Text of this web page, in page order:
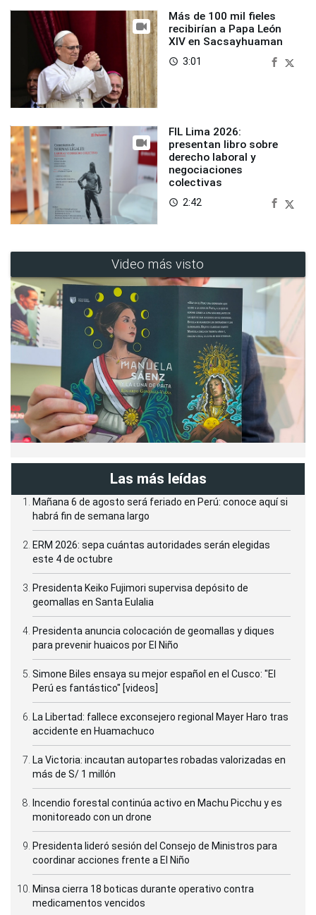
Más de 100 mil fieles
recibirían a Papa León
XIV en Sacsayhuaman
access_time 3:01
FIL Lima 2026:
presentan libro sobre
derecho laboral y
negociaciones
colectivas
access_time 2:42
Video más visto
Las más leídas
Mañana 6 de agosto será feriado en Perú: conoce aquí si
habrá fin de semana largo
ERM 2026: sepa cuántas autoridades serán elegidas
este 4 de octubre
Presidenta Keiko Fujimori supervisa depósito de
geomallas en Santa Eulalia
Presidenta anuncia colocación de geomallas y diques
para prevenir huaicos por El Niño
Simone Biles ensaya su mejor español en el Cusco: "El
Perú es fantástico" [videos]
La Libertad: fallece exconsejero regional Mayer Haro tras
accidente en Huamachuco
La Victoria: incautan autopartes robadas valorizadas en
más de S/ 1 millón
Incendio forestal continúa activo en Machu Picchu y es
monitoreado con un drone
Presidenta lideró sesión del Consejo de Ministros para
coordinar acciones frente a El Niño
Minsa cierra 18 boticas durante operativo contra
medicamentos vencidos